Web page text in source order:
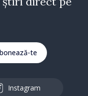
te
Instagram